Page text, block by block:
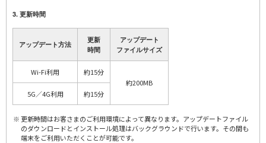
3. 更新時間
アップデート方法
更新
時間
アップデート
ファイルサイズ
Wi-Fi利用
約15分
約200MB
5G／4G利用
約15分
更新時間はお客さまのご利用環境によって異なります。アップデートファイル
のダウンロードとインストール処理はバックグラウンドで行います。その間も
端末をご利用いただくことが可能です。